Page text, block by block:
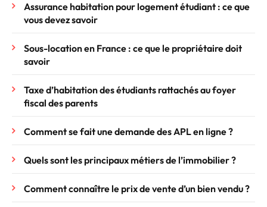
Assurance habitation pour logement étudiant : ce que
vous devez savoir
Sous-location en France : ce que le propriétaire doit
savoir
Taxe d’habitation des étudiants rattachés au foyer
fiscal des parents
Comment se fait une demande des APL en ligne ?
Quels sont les principaux métiers de l’immobilier ?
Comment connaître le prix de vente d’un bien vendu ?